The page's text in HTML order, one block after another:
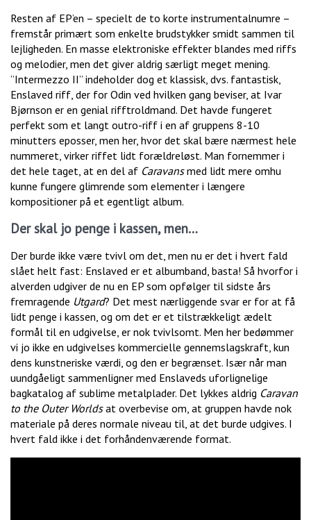
Resten af EP’en – specielt de to korte instrumentalnumre –
fremstår primært som enkelte brudstykker smidt sammen til
lejligheden. En masse elektroniske effekter blandes med riffs
og melodier, men det giver aldrig særligt meget mening.
”Intermezzo II” indeholder dog et klassisk, dvs. fantastisk,
Enslaved riff, der for Odin ved hvilken gang beviser, at Ivar
Bjørnson er en genial rifftroldmand. Det havde fungeret
perfekt som et langt outro-riff i en af gruppens 8-10
minutters eposser, men her, hvor det skal bære nærmest hele
nummeret, virker riffet lidt forældreløst. Man fornemmer i
det hele taget, at en del af Caravansmed lidt mere omhu
kunne fungere glimrende som elementer i længere
kompositioner på et egentligt album.
Der skal jo penge i kassen, men…
Der burde ikke være tvivl om det, men nu er det i hvert fald
slået helt fast: Enslaved er et albumband, basta! Så hvorfor i
alverden udgiver de nu en EP som opfølger til sidste års
fremragende Utgard? Det mest nærliggende svar er for at få
lidt penge i kassen, og om det er et tilstrækkeligt ædelt
formål til en udgivelse, er nok tvivlsomt. Men her bedømmer
vi jo ikke en udgivelses kommercielle gennemslagskraft, kun
dens kunstneriske værdi, og den er begrænset. Især når man
uundgåeligt sammenligner med Enslaveds uforlignelige
bagkatalog af sublime metalplader. Det lykkes aldrig Caravan
to the Outer Worldsat overbevise om, at gruppen havde nok
materiale på deres normale niveau til, at det burde udgives. I
hvert fald ikke i det forhåndenværende format.